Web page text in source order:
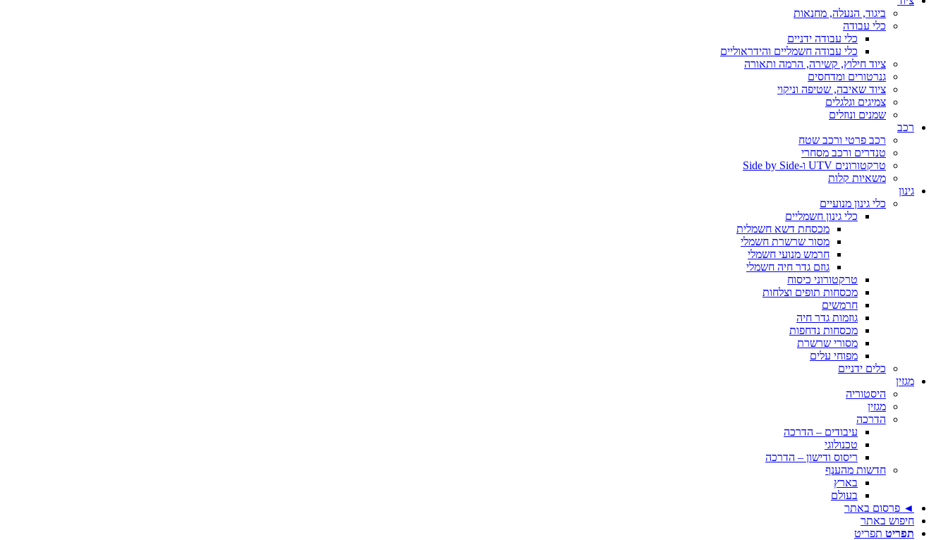
ביגוד, הנעלה, מחנאות
כלי עבודה
כלי עבודה ידניים
כלי עבודה חשמליים והידראוליים
ציוד חילוץ, קשירה, הרמה ותאורה
גנרטורים ומדחסים
ציוד שאיבה, שטיפה וניקוי
צמיגים וגלגלים
שמנים ונוזלים
רכב
רכב פרטי ורכב שטח
טנדרים ורכב מסחרי
טרקטורונים UTV ו-Side by Side
משאיות קלות
גינון
כלי גינון מנועיים
כלי גינון חשמליים
מכסחת דשא חשמלית
מסור שרשרת חשמלי
חרמש מנועי חשמלי
גוזם גדר חיה חשמלי
טרקטורוני כיסוח
מכסחות תופים וצלחות
חרמשים
גוזמות גדר חיה
מכסחות נדחפות
מסורי שרשרת
מפוחי עלים
כלים ידניים
מגזין
היסטוריה
מגזין
הדרכה
עיבודים – הדרכה
טכנולוגי
ריסוס ודישון – הדרכה
חדשות מהענף
בארץ
בעולם
◄ פרסום באתר
חיפוש באתר
תפריט תפריט